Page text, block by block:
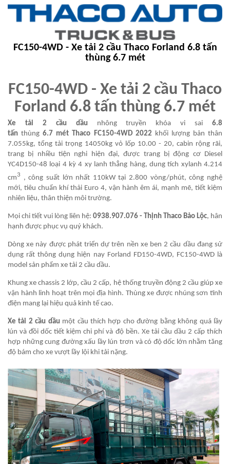
FC150-4WD - Xe tải 2 cầu Thaco Forland 6.8 tấn
thùng 6.7 mét
FC150-4WD - Xe tải 2 cầu Thaco
Forland 6.8 tấn thùng 6.7 mét
Xe tải 2 cầu dầu nhông truyền khóa vi sai 6.8
tấn thùng 6.7 mét Thaco FC150-4WD 2022 khối lượng bản thân
7.055kg, tổng tải trọng 14050kg vỏ lốp 10.00 - 20, cabin rộng rãi,
trang bị nhiều tiện nghi hiện đại, được trang bị động cơ Diesel
YC4D150-48 loại 4 kỳ 4 xy lanh thẳng hàng, dung tích xylanh 4.214
cm3
, công suất lớn nhất 110kW tại 2.800 vòng/phút, công nghệ
mới, tiêu chuẩn khí thải Euro 4, vận hành êm ái, mạnh mẽ, tiết kiệm
nhiên liệu, thân thiện môi trường.
Mọi chi tiết vui lòng liên hệ: 0938.907.076 - Thịnh Thaco Bảo Lộc, hân
hạnh được phục vụ quý khách.
Dòng xe này được phát triển dự trên nền xe ben 2 cầu dầu đang sử
dụng rất thông dụng hiện nay Forland FD150-4WD, FC150-4WD là
model sản phẩm xe tải 2 cầu dầu.
Khung xe chassis 2 lớp, cầu 2 cấp, hệ thống truyền động 2 cầu giúp xe
vận hành linh hoạt trên mọi địa hình. Thùng xe được nhúng sơn tĩnh
điện mang lại hiệu quả kinh tế cao.
Xe tải 2 cầu dầu một cầu thích hợp cho đường bằng không quá lầy
lún và đồi dốc tiết kiệm chi phí và độ bền. Xe tải cầu dầu 2 cấp thích
hợp những cung đường xấu lầy lún trơn và có độ dốc lớn nhằm tăng
độ bám cho xe vượt lầy lội khi tải nặng.